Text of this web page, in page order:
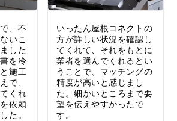
、不
いこ
した
を冷
施工
で、
くれ
依頼
た。
いったん屋根コネクトの
方が詳しい状況を確認し
てくれて、それをもとに
業者を選んでくれるとい
うことで、マッチングの
精度が高いと感じまし
た。細かいところまで要
望を伝えやすかったで
す。